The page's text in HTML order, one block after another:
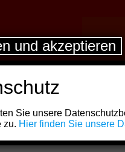
Sie unsere
zu. Hier finden Sie unsere
und akzeptieren